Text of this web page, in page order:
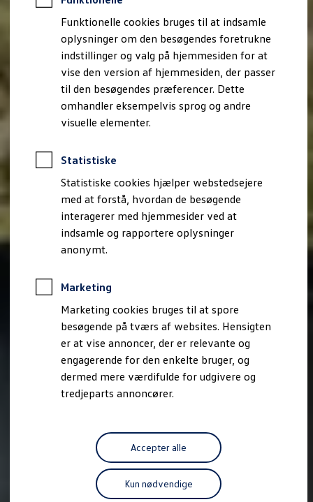
Funktionelle cookies bruges til at indsamle
oplysninger om den besøgendes foretrukne
indstillinger og valg på hjemmesiden for at
vise den version af hjemmesiden, der passer
til den besøgendes præferencer. Dette
omhandler eksempelvis sprog og andre
visuelle elementer.
Statistiske
Statistiske cookies hjælper webstedsejere
med at forstå, hvordan de besøgende
interagerer med hjemmesider ved at
indsamle og rapportere oplysninger
anonymt.
Marketing
Marketing cookies bruges til at spore
besøgende på tværs af websites. Hensigten
er at vise annoncer, der er relevante og
engagerende for den enkelte bruger, og
dermed mere værdifulde for udgivere og
tredjeparts annoncører.
Accepter alle
Kun nødvendige
Book en prøvetur
Bestil et tilbud
Brugte biler
Pendlerleasing
Budgetberegner
Firmabil
Vejen til en ny Volkswagen
Online Privatleasing
Finansiering og forsikring
Volkswagen Forsikring
Volkswagen Finansiering
Ejere og services
Book tid på værkstedet
Service
Serviceabonnementer
Service 5+
Service på elbiler
Prismatch
Fordele ved autoriseret værksted
Brugbar information
Servicefordele
Digitale ekstrafunktioner
Se tjenesterne til din model
Volkswagen-apps, login og shop
Forbind mobiltelefonen med bilen
Opdateringer til software, kort og radio
Fleet Interface Data
MinVolkswagen
Digital instruktionsbog
Tilbehør
Fordele ved at vælge autoriseret værksted til din
Om Volkswagen
Nyheder
Tilmeld nyhedsbrev
Pressemeddelser
Kalenderbillede